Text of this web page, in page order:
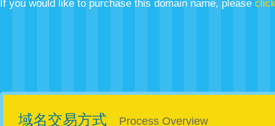
If you would like to purchase this domain name, please
域名交易方式
Process Overview